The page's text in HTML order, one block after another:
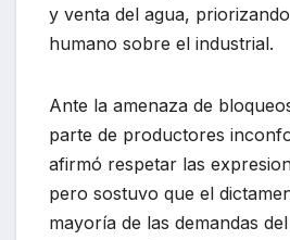
y venta del agua,
humano sobre el industrial.
Ante la amenaza de
parte de productores
afirmó respetar las
pero sostuvo que el
mayoría de las demandas